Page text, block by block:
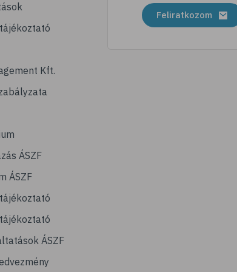
Kft.
ÁSZF
ÁSZF
ÁSZF
Feliratkozom